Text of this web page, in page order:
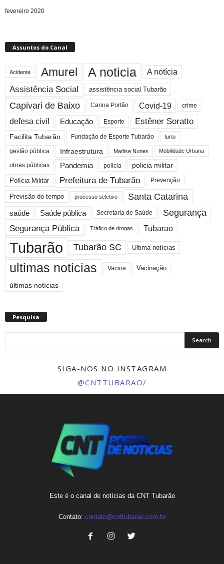
fevereiro 2020
Assuntos do Canal
Acidente Amurel A noticia A notícia
Assistência Social assistência social Tubarão
Capivari de Baixo Carina Portão Covid-19 crime
defesa civil Educação Esporte Estêner Soratto
Facilita Tubarão Fundação de Esporte Tubarão furto
gestão pública Infraestrutura Marlise Nunes Mobilidade Urbana
obras públicas Pandemia policia
policia militar
Polícia Militar
Prefeitura de Tubarão Prevenção
Previsão do tempo processo seletivo Santa Catarina
saúde Saúde pública Secretaria de Saúde Segurança
Segurança Pública Tráfico de drogas Tubarao
Tubarão Tubarão SC Ultima notícias
ultimas noticias Vacina Vacinação
últimas notícias
Pesquisa
SIGA-NOS NO INSTAGRAM
@CNTTUBARAO/
Este é o canal de notícias da CNT Tubarão
Contato: contato@cnttubarao.com.br